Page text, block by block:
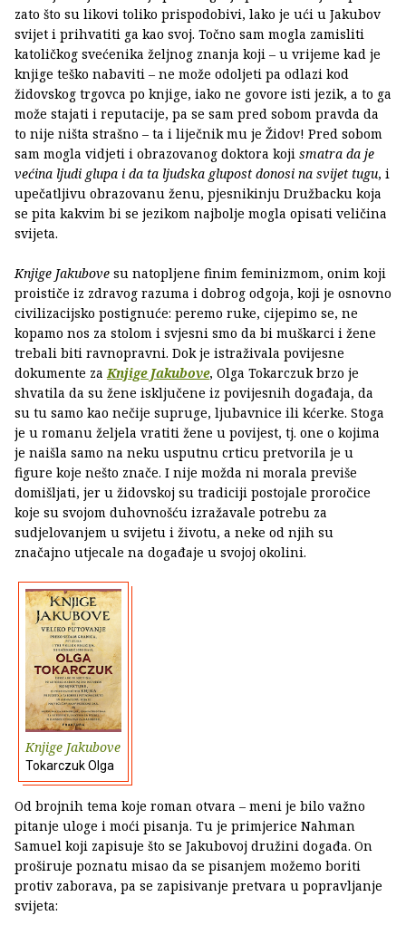
zato što su likovi toliko prispodobivi, lako je ući u Jakubov
svijet i prihvatiti ga kao svoj. Točno sam mogla zamisliti
katoličkog svećenika željnog znanja koji – u vrijeme kad je
knjige teško nabaviti – ne može odoljeti pa odlazi kod
židovskog trgovca po knjige, iako ne govore isti jezik, a to ga
može stajati i reputacije, pa se sam pred sobom pravda da
to nije ništa strašno – ta i liječnik mu je Židov! Pred sobom
sam mogla vidjeti i obrazovanog doktora koji smatra da je
većina ljudi glupa i da ta ljudska glupost donosi na svijet tugu, i
upečatljivu obrazovanu ženu, pjesnikinju Družbacku koja
se pita kakvim bi se jezikom najbolje mogla opisati veličina
svijeta.
Knjige Jakubove su natopljene finim feminizmom, onim koji
proističe iz zdravog razuma i dobrog odgoja, koji je osnovno
civilizacijsko postignuće: peremo ruke, cijepimo se, ne
kopamo nos za stolom i svjesni smo da bi muškarci i žene
trebali biti ravnopravni. Dok je istraživala povijesne
dokumente zaKnjige Jakubove, Olga Tokarczuk brzo je
shvatila da su žene isključene iz povijesnih događaja, da
su tu samo kao nečije supruge, ljubavnice ili kćerke. Stoga
je u romanu željela vratiti žene u povijest, tj. one o kojima
je naišla samo na neku usputnu crticu pretvorila je u
figure koje nešto znače. I nije možda ni morala previše
domišljati, jer u židovskoj su tradiciji postojale proročice
koje su svojom duhovnošću izražavale potrebu za
sudjelovanjem u svijetu i životu, a neke od njih su
značajno utjecale na događaje u svojoj okolini.
Knjige Jakubove
Tokarczuk Olga
Od brojnih tema koje roman otvara – meni je bilo važno
pitanje uloge i moći pisanja. Tu je primjerice Nahman
Samuel koji zapisuje što se Jakubovoj družini događa. On
proširuje poznatu misao da se pisanjem možemo boriti
protiv zaborava, pa se zapisivanje pretvara u popravljanje
svijeta: